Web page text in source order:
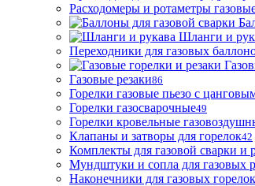
Расходомеры и ротаметры
Шланги и
Переходники для газовых
Газовые резаки86
Горелки газовые пьезо с
Горелки газосварочные49
Горелки кровельные
Клапаны и затворы для горелок42
Комплекты для газовой сварки и
Мундштуки и сопла для газовых
Наконечники для газовых горелок